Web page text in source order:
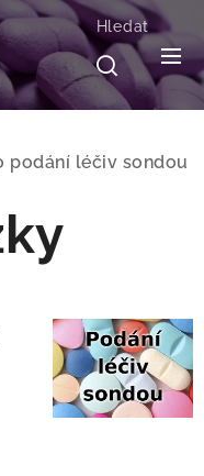
Hledat
podání léčiv sondou